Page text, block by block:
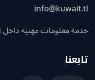
معلومات مهنية داخل